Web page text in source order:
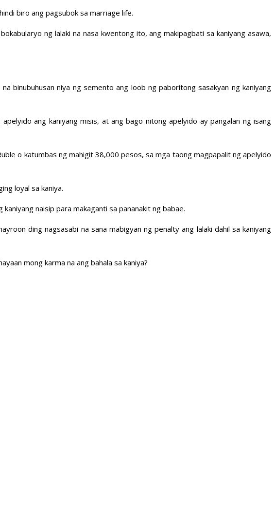
biro ang pagsubok sa marriage life.
ng lalaki na nasa kwentong ito, ang makipagbati sa kaniyang asawa,
binubuhusan niya ng semento ang loob ng paboritong sasakyan ng kaniyang
ang kaniyang misis, at ang bago nitong apelyido ay pangalan ng isang
o katumbas ng mahigit 38,000 pesos, sa mga taong magpapalit ng apelyido
loyal sa kaniya.
naisip para makaganti sa pananakit ng babae.
ding nagsasabi na sana mabigyan ng penalty ang lalaki dahil sa kaniyang
mong karma na ang bahala sa kaniya?